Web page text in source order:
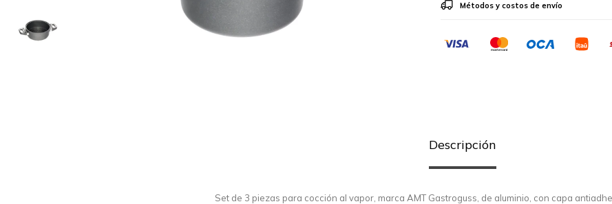
Métodos y costos de envío
Descripción
Set de 3 piezas para cocción al vapor, marca AMT Gastroguss, de aluminio, con capa